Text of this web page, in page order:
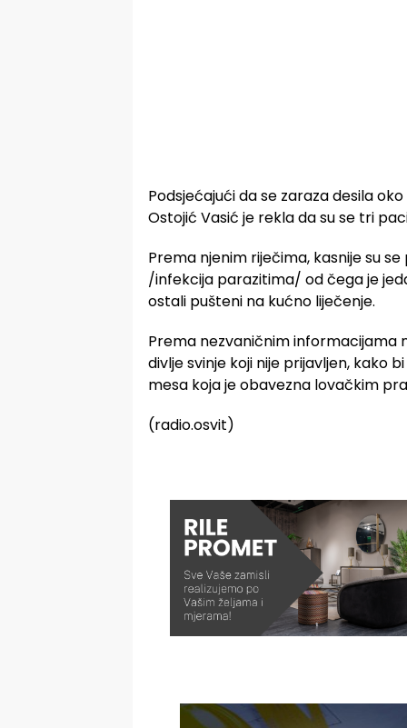
Podsjećajući da se zaraza desila
Ostojić Vasić je rekla da su se tri
Prema njenim riječima, kasnije su
/infekcija parazitima/ od čega je
ostali pušteni na kućno liječenje.
Prema nezvaničnim informacijama
divlje svinje koji nije prijavljen, kako
mesa koja je obavezna lovačkim
(radio.osvit)